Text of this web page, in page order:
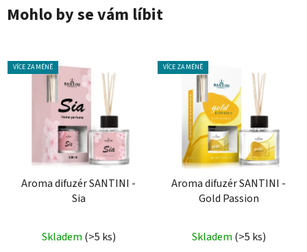
Mohlo by se vám líbit
VÍCE ZA MÉNĚ
Aroma difuzér SANTINI -
Sia
hodnocení
Skladem (>5 ks)
VÍCE ZA MÉNĚ
Aroma difuzér SANTINI -
Gold Passion
Skladem (>5 ks)